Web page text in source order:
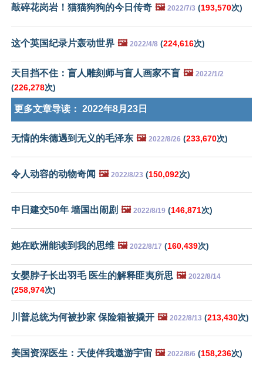
敲碎花岗岩！猫猫狗狗的今日传奇 🖼️ 2022/7/3 (193,570次)
这个英国纪录片轰动世界 🖼️ 2022/4/8 (224,616次)
天目挡不住：盲人雕刻师与盲人画家不盲 🖼️ 2022/1/2
(226,278次)
更多文章导读： 2022年8月23日
无情的朱德遇到无义的毛泽东 🖼️ 2022/8/26 (233,670次)
令人动容的动物奇闻 🖼️ 2022/8/23 (150,092次)
中日建交50年 墙国出闹剧 🖼️ 2022/8/19 (146,871次)
她在欧洲能读到我的思维 🖼️ 2022/8/17 (160,439次)
女婴脖子长出羽毛 医生的解释匪夷所思 🖼️ 2022/8/14
(258,974次)
川普总统为何被抄家 保险箱被撬开 🖼️ 2022/8/13 (213,430次)
美国资深医生：天使伴我遨游宇宙 🖼️ 2022/8/6 (158,236次)